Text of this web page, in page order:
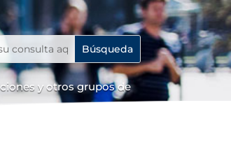
y otros grupos de